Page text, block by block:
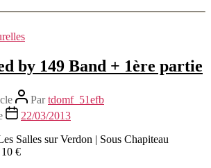
by 149 Band + 1ère partie
Partdomf_51efb
22/03/2013
Salles sur Verdon | Sous Chapiteau
€